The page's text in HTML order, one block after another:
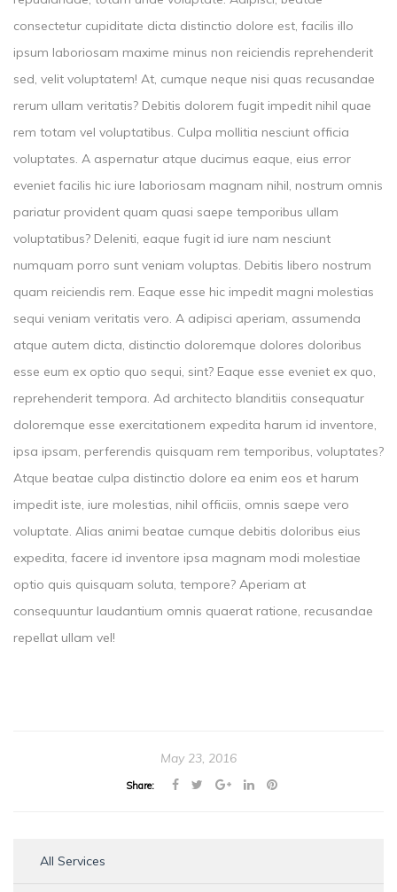
consectetur cupiditate dicta distinctio dolore est, facilis illo
ipsum laboriosam maxime minus non reiciendis reprehenderit
sed, velit voluptatem! At, cumque neque nisi quas recusandae
rerum ullam veritatis? Debitis dolorem fugit impedit nihil quae
rem totam vel voluptatibus. Culpa mollitia nesciunt officia
voluptates. A aspernatur atque ducimus eaque, eius error
eveniet facilis hic iure laboriosam magnam nihil, nostrum omnis
pariatur provident quam quasi saepe temporibus ullam
voluptatibus? Deleniti, eaque fugit id iure nam nesciunt
numquam porro sunt veniam voluptas. Debitis libero nostrum
quam reiciendis rem. Eaque esse hic impedit magni molestias
sequi veniam veritatis vero. A adipisci aperiam, assumenda
atque autem dicta, distinctio doloremque dolores doloribus
esse eum ex optio quo sequi, sint? Eaque esse eveniet ex quo,
reprehenderit tempora. Ad architecto blanditiis consequatur
doloremque esse exercitationem expedita harum id inventore,
ipsa ipsam, perferendis quisquam rem temporibus, voluptates?
Atque beatae culpa distinctio dolore ea enim eos et harum
impedit iste, iure molestias, nihil officiis, omnis saepe vero
voluptate. Alias animi beatae cumque debitis doloribus eius
expedita, facere id inventore ipsa magnam modi molestiae
optio quis quisquam soluta, tempore? Aperiam at
consequuntur laudantium omnis quaerat ratione, recusandae
repellat ullam vel!
May 23, 2016
Share:
All Services